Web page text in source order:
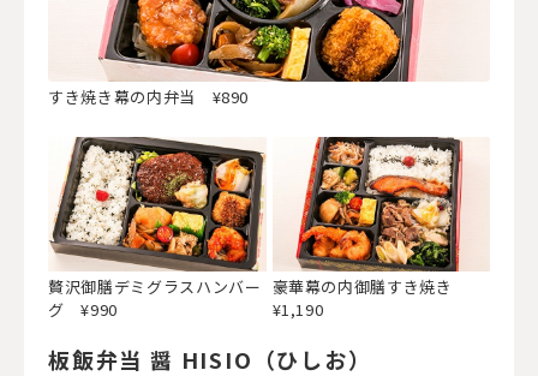
すき焼き幕の内弁当 ¥890
贅沢御膳デミグラスハンバー
グ ¥990
豪華幕の内御膳すき焼き
¥1,190
板飯弁当 醤 HISIO（ひしお）